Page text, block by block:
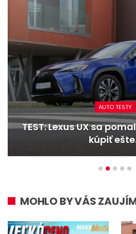
AUTO TESTY
TEST: Dacia Duster
Trojitý
MOHLO BY VÁS